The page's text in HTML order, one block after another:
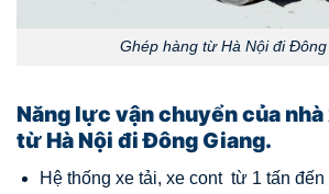
Ghép hàng từ Hà Nội đi
Năng lực vận chuyển của nhà
từ Hà Nội đi Đông Giang.
Hệ thống xe tải, xe cont từ 1 tấn đến